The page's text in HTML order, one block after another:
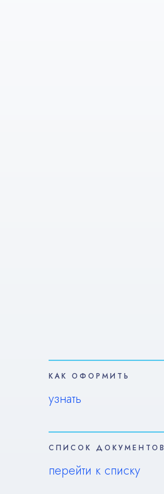
КАК ОФОРМИТЬ
узнать
СПИСОК ДОКУМЕНТОВ
перейти к списку